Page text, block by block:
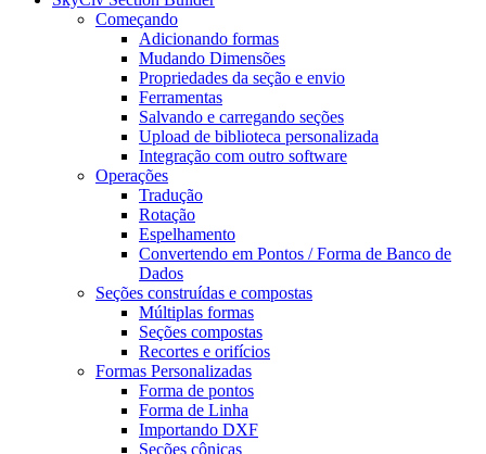
Começando
Adicionando formas
Mudando Dimensões
Propriedades da seção e envio
Ferramentas
Salvando e carregando seções
Upload de biblioteca personalizada
Integração com outro software
Operações
Tradução
Rotação
Espelhamento
Convertendo em Pontos / Forma de Banco de
Dados
Seções construídas e compostas
Múltiplas formas
Seções compostas
Recortes e orifícios
Formas Personalizadas
Forma de pontos
Forma de Linha
Importando DXF
Seções cônicas